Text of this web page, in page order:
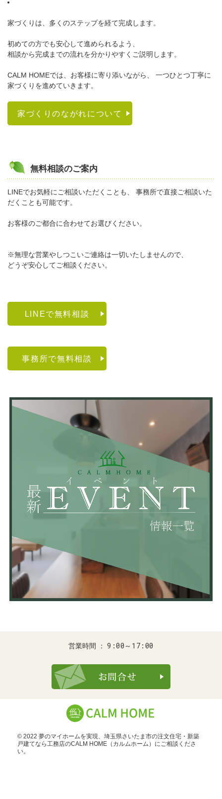
家づくりは、多くのステップを経て完成します。
初めての方でも安心して進められるよう、
相談から完成までの流れを分かりやすくご説明します。
CALM HOMEでは、お客様に寄り添いながら、 一つひとつ丁寧に
家づくりを進めていきます。
家づくりのながれについて
無料相談のご案内
LINEでお気軽にご相談いただくことも、 事務所で直接ご相談いた
だくことも可能です。
お客様のご都合に合わせてお選びください。
※無理な営業やしつこいご連絡は一切いたしませんので、
どうぞ安心してご相談ください。
LINEで無料相談
事務所で無料相談
営業時間 9:00～17:00
© 2022 夢のマイホームを実現、 埼玉県さいたま市の注文住宅・新築
戸建てなら工務店のCALM HOME（カルムホーム） にご相談くださ
い。